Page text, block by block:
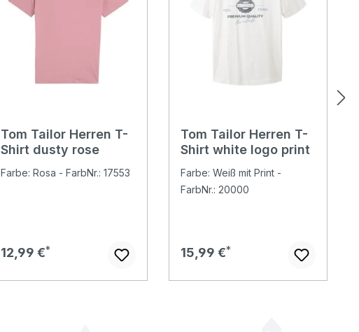
Tom Tailor Herren T-
Shirt dusty rose
Farbe: Rosa - FarbNr.: 17553
Regulärer Preis:
12,99 €
Tom Tailor Herren T-
Shirt white logo print
Farbe: Weiß mit Print -
FarbNr.: 20000
Regulärer Preis:
15,99 €